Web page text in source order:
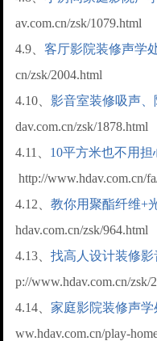
av.com.cn/zsk/1079.html
4.9、客厅影院装修声学
cn/zsk/2004.html
4.10、影音室装修吸声
dav.com.cn/zsk/1878.html
4.11、 10平方米也不用
http://www.hdav.com.cn/
4.12、教你用聚酯纤维+
hdav.com.cn/zsk/964.html
4.13、找高人设计装修
p://www.hdav.com.cn/zsk/
4.14、家庭影院装修声
ww.hdav.com.cn/play-